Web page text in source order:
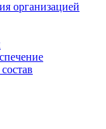
организацией